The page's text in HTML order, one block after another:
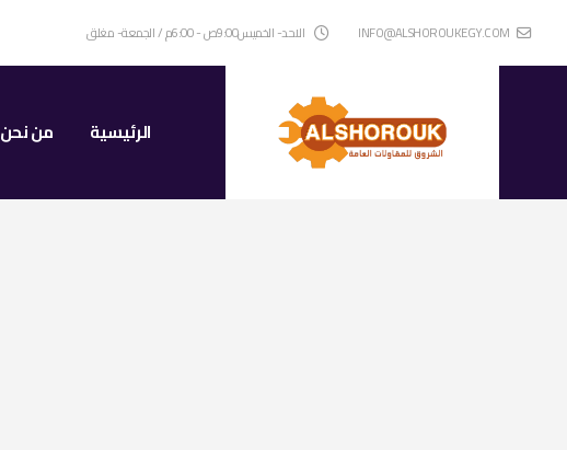
INFO@ALSHOROUKEGY.COM الاحد- الخميس9:00ص - 6:00م / الجمعة- مغلق
الرئيسية من نحن